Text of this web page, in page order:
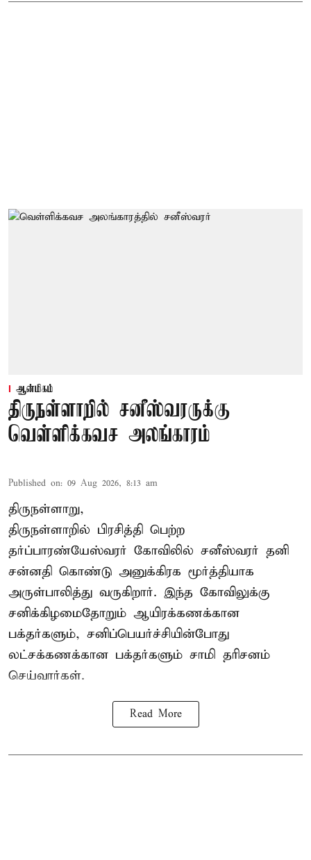
ஆன்மிகம்
திருநள்ளாறில் சனீஸ்வரருக்கு
வெள்ளிக்கவச அலங்காரம்
Published on: 09 Aug 2026, 8:13 am
திருநள்ளாறு,
திருநள்ளாறில் பிரசித்தி பெற்ற
தர்ப்பாரண்யேஸ்வரர் கோவிலில் சனீஸ்வரர் தனி
சன்னதி கொண்டு அனுக்கிரக மூர்த்தியாக
அருள்பாலித்து வருகிறார். இந்த கோவிலுக்கு
சனிக்கிழமைதோறும் ஆயிரக்கணக்கான
பக்தர்களும், சனிப்பெயர்ச்சியின்போது
லட்சக்கணக்கான பக்தர்களும் சாமி தரிசனம்
செய்வார்கள்.
Read More